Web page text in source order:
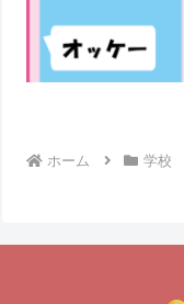
ホーム 学校